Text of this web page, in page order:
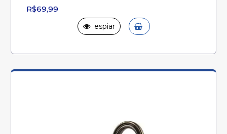
R$69,99
espiar